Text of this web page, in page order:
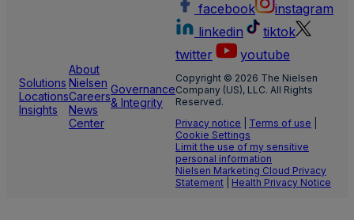
Solutions
Locations
Insights
About
Nielsen
Careers
News
Center
Governance
& Integrity
facebook
instagram
linkedin
tiktok
twitter
youtube
Copyright © 2026 The Nielsen
Company (US), LLC. All Rights
Reserved.
Privacy notice
Terms of use
Cookie Settings
Limit the use of my sensitive
personal information
Nielsen Marketing Cloud Privacy
Statement
Health Privacy Notice